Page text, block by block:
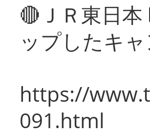
🔴ＪＲ東日
ップしたキ
https://
091.html